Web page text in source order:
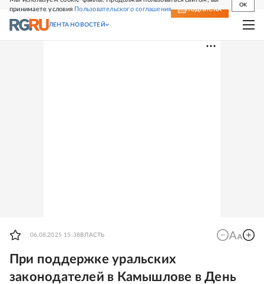
принимаете условия Пользовательского соглашения
OK
СВЕЖИЙ НОМЕР ПОДПИСКА
ЛЕНТА НОВОСТЕЙ
06.08.2025 15:38 ВЛАСТЬ
При поддержке уральских
законодателей в Камышлове в День